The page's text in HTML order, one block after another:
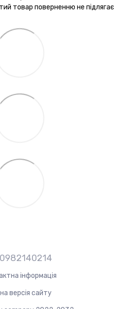
товар поверненню не підлягає
інформація
версія сайту